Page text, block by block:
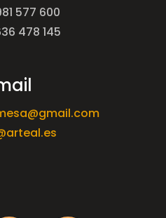
577 600
478 145